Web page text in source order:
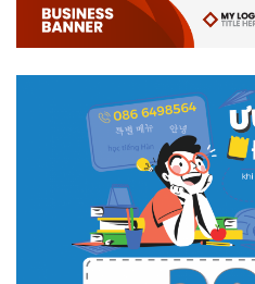
# 05.04.2025 | 17:16
Tuyển sinh 2025, Khoa kỹ
- Đại học Kiến trúc...
Thông tin tuyển sinh đại học 2025
đô thị - Đại học Kiến trúc Hà Nội
gian đào tạo 4,5 năm
# 05.04.2020 | 20:30